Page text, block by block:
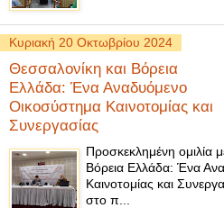
Κυριακή 20 Οκτωβρίου 2024
Θεσσαλονίκη και Βόρεια
Ελλάδα: Ένα Αναδυόμενο
Οικοσύστημα Καινοτομίας και
Συνεργασίας
Προσκεκλημένη ομιλία
Βόρεια Ελλάδα: Ένα
Καινοτομίας και
στο π...